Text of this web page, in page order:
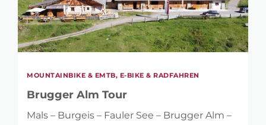
MOUNTAINBIKE & EMTB, E-BIKE & RADFAHREN
Brugger Alm Tour
Mals – Burgeis – Fauler See – Brugger Alm –